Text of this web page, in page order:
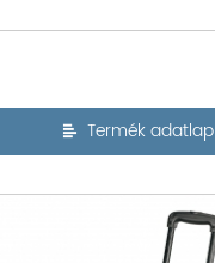
Termék adatlap